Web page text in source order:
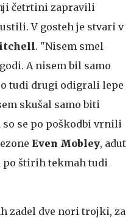
četrtini zapravili
V gosteh je stvari v
. "Nisem smel
A nisem bil samo
tudi drugi odigrali lepe
skušal samo biti
so se po poškodbi vrnili
Even Mobley, adut
po štirih tekmah tudi
zadel dve nori trojki, za